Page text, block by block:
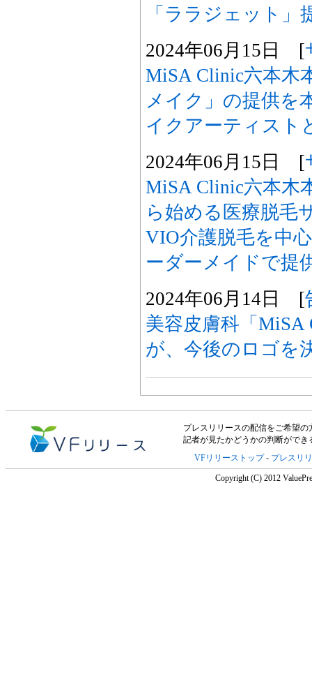
「ララジェット」
2024年06月15日 [
MiSA Clinic六本木
メイク」の提供を
イクアーティスト
2024年06月15日 [
MiSA Clinic六本木
ら始める医療脱毛
VIO介護脱毛を中
ーダーメイドで提
2024年06月14日 [
美容皮膚科「
が、今後のロゴを
プレスリリースの配信をご希望の
記者が見たかどうかの判断がで
VFリリーストップ- プレスリ
Copyright (C) 2012